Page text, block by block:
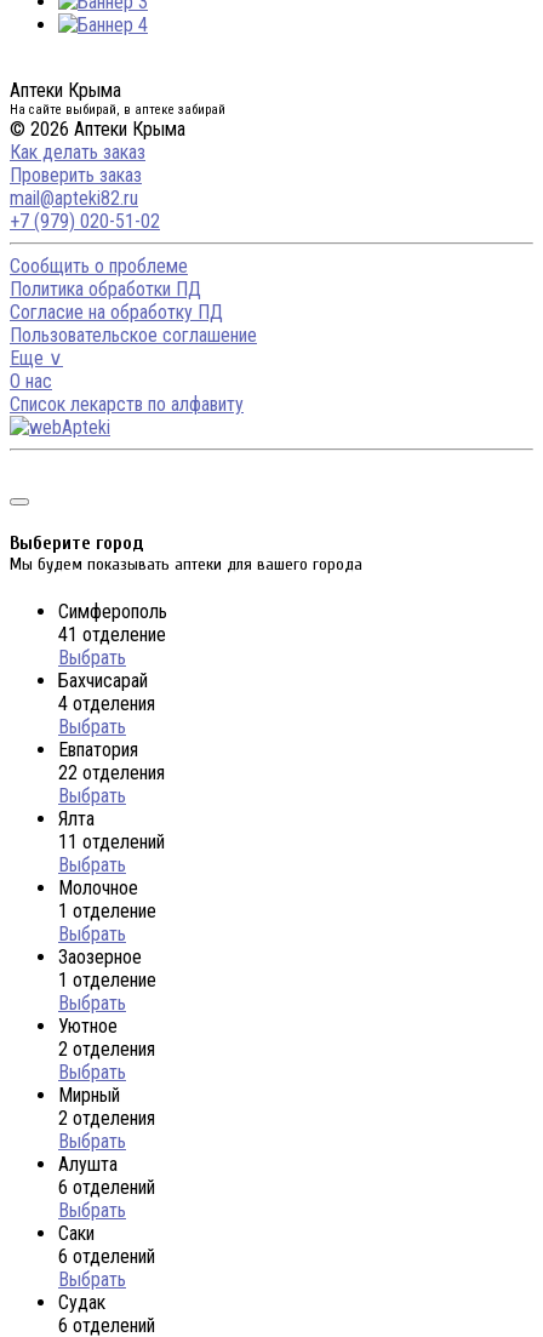
Аптеки Крыма
На сайте выбирай, в аптеке забирай
© 2026 Аптеки Крыма
Как делать заказ
Проверить заказ
mail@apteki82.ru
+7 (979) 020-51-02
Сообщить о проблеме
Политика обработки ПД
Согласие на обработку ПД
Пользовательское соглашение
Еще ∨
О нас
Список лекарств по алфавиту
Выберите город
Мы будем показывать аптеки для вашего города
Симферополь
41 отделение
Выбрать
Бахчисарай
4 отделения
Выбрать
Евпатория
22 отделения
Выбрать
Ялта
11 отделений
Выбрать
Молочное
1 отделение
Выбрать
Заозерное
1 отделение
Выбрать
Уютное
2 отделения
Выбрать
Мирный
2 отделения
Выбрать
Алушта
6 отделений
Выбрать
Саки
6 отделений
Выбрать
Судак
6 отделений